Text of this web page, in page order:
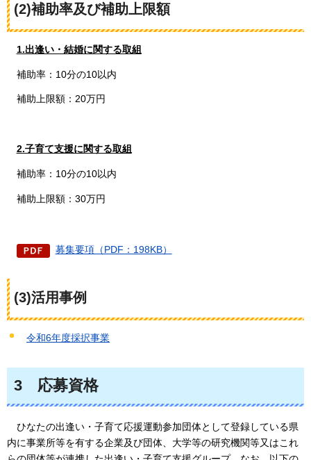
(2)補助率及び補助上限額
1.出逢い・結婚に関する取組
補助率：10分の10以内
補助上限額：20万円
2.子育て支援に関する取組
補助率：10分の10以内
補助上限額：30万円
募集要項（PDF：198KB）
(3)活用事例
令和6年度採択事業
3 応募資格
ひなたの出逢い・子育て応援運動参加団体として登録している県
内に事業所等を有する企業及び団体、大学等の研究機関等又はこれ